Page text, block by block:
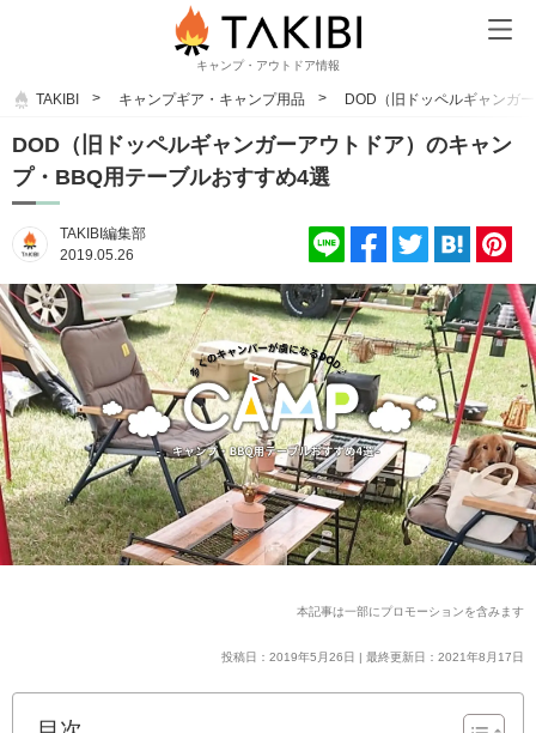
キャンプ・アウトドア情報
TAKIBI キャンプギア・キャンプ用品 DOD（旧ドッペルギャンガ
DOD（旧ドッペルギャンガーアウトドア）のキャン
プ・BBQ用テーブルおすすめ4選
TAKIBI編集部
2019.05.26
本記事は一部にプロモーションを含みます
投稿日：2019年5月26日 | 最終更新日：2021年8月17日